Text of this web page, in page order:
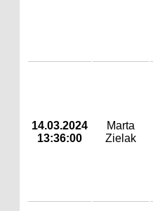
14.03.2024
13:36:00
Marta
Zielak